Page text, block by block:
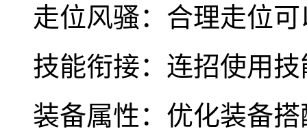
走位风骚：合理走位
技能衔接：连招使用
装备属性：优化装备